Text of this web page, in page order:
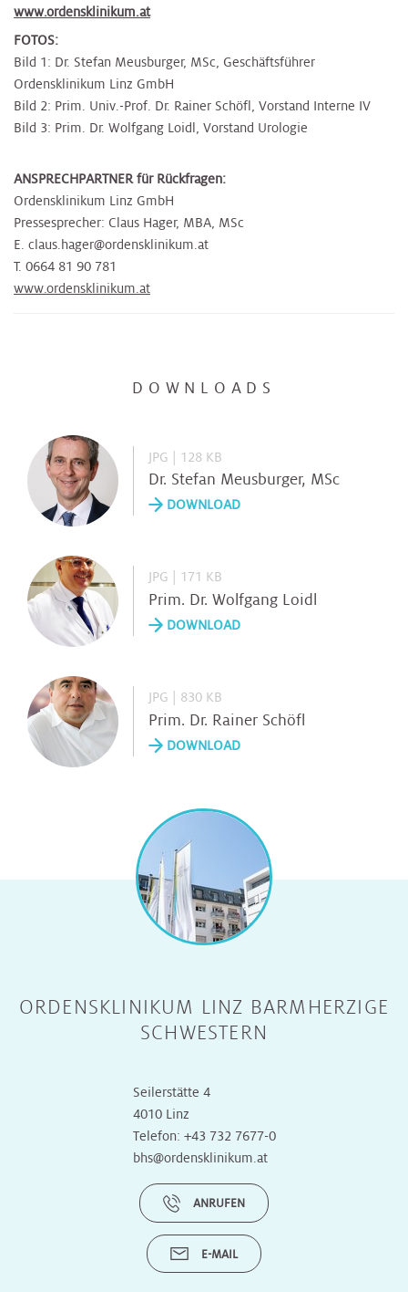
www.ordensklinikum.at
FOTOS:
Bild 1: Dr. Stefan Meusburger, MSc, Geschäftsführer
Ordensklinikum Linz GmbH
Bild 2: Prim. Univ.-Prof. Dr. Rainer Schöfl, Vorstand Interne IV
Bild 3: Prim. Dr. Wolfgang Loidl, Vorstand Urologie
ANSPRECHPARTNER für Rückfragen:
Ordensklinikum Linz GmbH
Pressesprecher: Claus Hager, MBA, MSc
E. claus.hager@ordensklinikum.at
T. 0664 81 90 781
www.ordensklinikum.at
DOWNLOADS
JPG | 128 KB
Dr. Stefan Meusburger, MSc
DOWNLOAD
JPG | 171 KB
Prim. Dr. Wolfgang Loidl
DOWNLOAD
JPG | 830 KB
Prim. Dr. Rainer Schöfl
DOWNLOAD
ORDENSKLINIKUM LINZ BARMHERZIGE
SCHWESTERN
Seilerstätte 4
4010 Linz
Telefon: +43 732 7677-0
bhs@ordensklinikum.at
ANRUFEN
E-MAIL